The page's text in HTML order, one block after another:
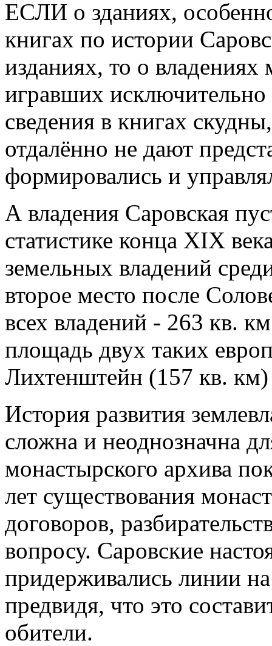
ЕСЛИ о зданиях,
книгах по истории
изданиях, то о владениях
игравших
сведения в книгах
отдалённо не дают
формировались и
А владения Саровская
статистике конца XIX
земельных владений
второе место после
всех владений - 263 кв.
площадь двух таких
Лихтенштейн (157 кв.
История развития
сложна и неоднозначна
монастырского архива
лет существования
договоров,
вопросу. Саровские
придерживались линии
предвидя, что это
обители.